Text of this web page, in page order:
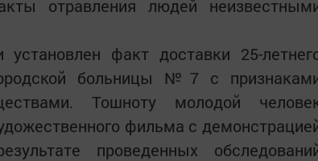
отравления людей
факт доставки 25-
больницы №7 с
Тошноту молодой
фильма с
проведенных